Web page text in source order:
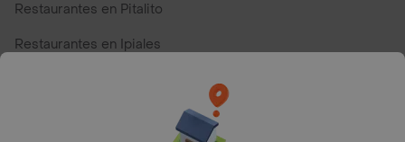
Restaurantes en Pitalito
Restaurantes en Ipiales
Restaurantes cerca de mi para pedir Comida a Domicilio -